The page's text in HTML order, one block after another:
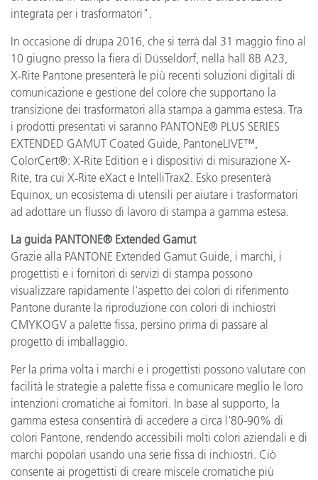
integrata per i trasformatori".
In occasione di drupa 2016, che si terrà dal 31 maggio fino al
10 giugno presso la fiera di Düsseldorf, nella hall 8B A23,
X‑Rite Pantone presenterà le più recenti soluzioni digitali di
comunicazione e gestione del colore che supportano la
transizione dei trasformatori alla stampa a gamma estesa. Tra
i prodotti presentati vi saranno PANTONE® PLUS SERIES
EXTENDED GAMUT Coated Guide, PantoneLIVE™,
ColorCert®: X-Rite Edition e i dispositivi di misurazione X-
Rite, tra cui X‑Rite eXact e IntelliTrax2. Esko presenterà
Equinox, un ecosistema di utensili per aiutare i trasformatori
ad adottare un flusso di lavoro di stampa a gamma estesa.
La guida PANTONE® Extended Gamut
Grazie alla PANTONE Extended Gamut Guide, i marchi, i
progettisti e i fornitori di servizi di stampa possono
visualizzare rapidamente l'aspetto dei colori di riferimento
Pantone durante la riproduzione con colori di inchiostri
CMYKOGV a palette fissa, persino prima di passare al
progetto di imballaggio.
Per la prima volta i marchi e i progettisti possono valutare con
facilità le strategie a palette fissa e comunicare meglio le loro
intenzioni cromatiche ai fornitori. In base al supporto, la
gamma estesa consentirà di accedere a circa l'80-90% di
colori Pantone, rendendo accessibili molti colori aziendali e di
marchi popolari usando una serie fissa di inchiostri. Ciò
consente ai progettisti di creare miscele cromatiche più